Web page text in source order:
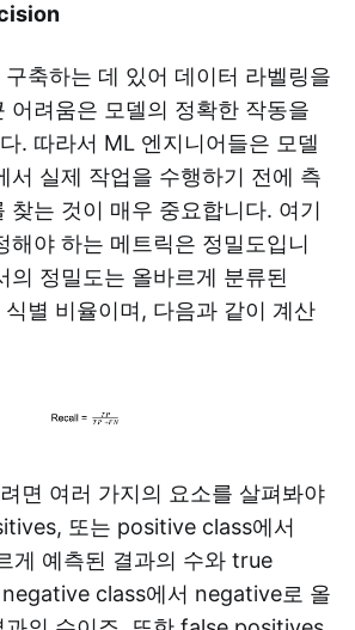
축하는 데 있어 데이터 라벨링을
어려움은 모델의 정확한 작동을
. 따라서 ML 엔지니어들은 모델
서 실제 작업을 수행하기 전에 측
찾는 것이 매우 중요합니다. 여기
해야 하는 메트릭은 정밀도입니
의 정밀도는 올바르게 분류된
별 비율이며, 다음과 같이 계산
면 여러 가지의 요소를 살펴봐야
또는 positive class에서
게 예측된 결과의 수와 true
class에서 negative로 올